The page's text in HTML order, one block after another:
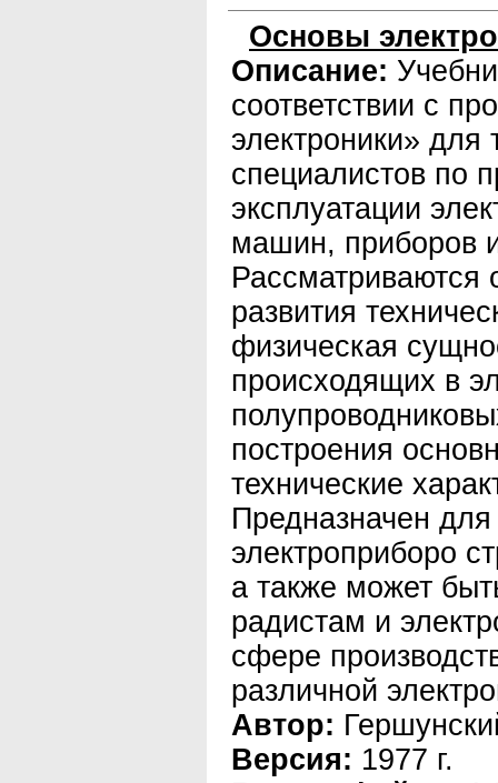
Основы
Описание:
соответствии с
электроники» для
специалистов по
эксплуатации
машин, приборов
Рассматриваются
развития
физическая
происходящих в
построения
технические
Предназначен
электроприборо
а также может
радистам и
сфере
различной
Автор:
Версия: 1977 г.